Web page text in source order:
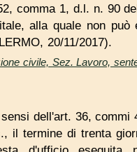
comma 1, d.l. n. 90
alla quale non può
20/11/2017).
civile, Sez. Lavoro,
dell'art. 36, commi
il termine di trenta